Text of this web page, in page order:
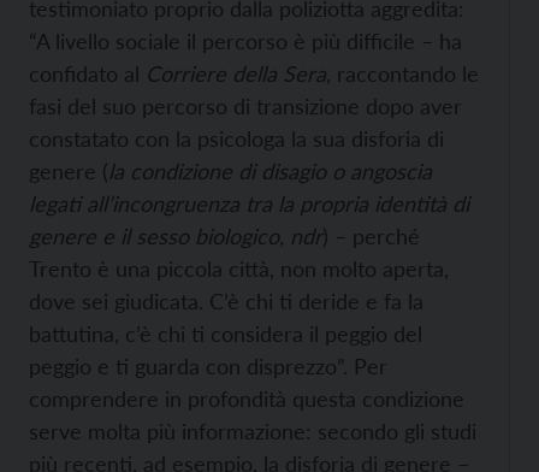
testimoniato proprio dalla poliziotta aggredita:
“A livello sociale il percorso è più difficile – ha
confidato al Corriere della Sera , raccontando le
fasi del suo percorso di transizione dopo aver
constatato con la psicologa la sua disforia di
genere (la condizione di disagio o angoscia
legati all’incongruenza tra la propria identità di
genere e il sesso biologico, ndr) – perché
Trento è una piccola città, non molto aperta,
dove sei giudicata. C’è chi ti deride e fa la
battutina, c’è chi ti considera il peggio del
peggio e ti guarda con disprezzo”. Per
comprendere in profondità questa condizione
serve molta più informazione: secondo gli studi
più recenti, ad esempio, la disforia di genere –